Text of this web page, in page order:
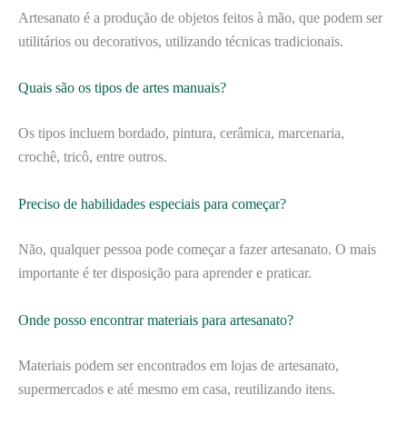
Artesanato é a produção de objetos feitos à mão, que podem ser
utilitários ou decorativos, utilizando técnicas tradicionais.
Quais são os tipos de artes manuais?
Os tipos incluem bordado, pintura, cerâmica, marcenaria,
crochê, tricô, entre outros.
Preciso de habilidades especiais para começar?
Não, qualquer pessoa pode começar a fazer artesanato. O mais
importante é ter disposição para aprender e praticar.
Onde posso encontrar materiais para artesanato?
Materiais podem ser encontrados em lojas de artesanato,
supermercados e até mesmo em casa, reutilizando itens.